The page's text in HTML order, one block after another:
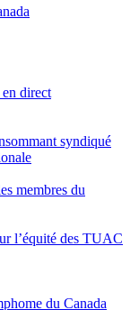
direct
syndiqué
membres du
l’équité des TUAC
du Canada